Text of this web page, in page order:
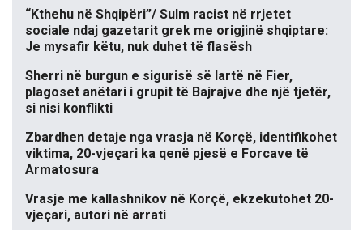
“Kthehu në Shqipëri”/ Sulm racist në rrjetet
sociale ndaj gazetarit grek me origjinë shqiptare:
Je mysafir këtu, nuk duhet të flasësh
Sherri në burgun e sigurisë së lartë në Fier,
plagoset anëtari i grupit të Bajrajve dhe një tjetër,
si nisi konflikti
Zbardhen detaje nga vrasja në Korçë, identifikohet
viktima, 20-vjeçari ka qenë pjesë e Forcave të
Armatosura
Vrasje me kallashnikov në Korçë, ekzekutohet 20-
vjeçari, autori në arrati